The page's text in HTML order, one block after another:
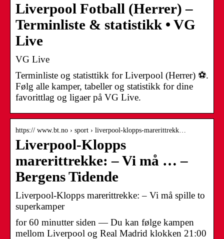
Liverpool Fotball (Herrer) –
Terminliste & statistikk • VG
Live
VG Live
Terminliste og statisttikk for Liverpool (Herrer) ⚽️.
Følg alle kamper, tabeller og statistikk for dine
favorittlag og ligaer på VG Live.
https:// www.bt.no › sport › liverpool-klopps-marerittrekk…
Liverpool-Klopps
marerittrekke: – Vi må … –
Bergens Tidende
Liverpool-Klopps marerittrekke: – Vi må spille to
superkamper
for 60 minutter siden — Du kan følge kampen
mellom Liverpool og Real Madrid klokken 21:00